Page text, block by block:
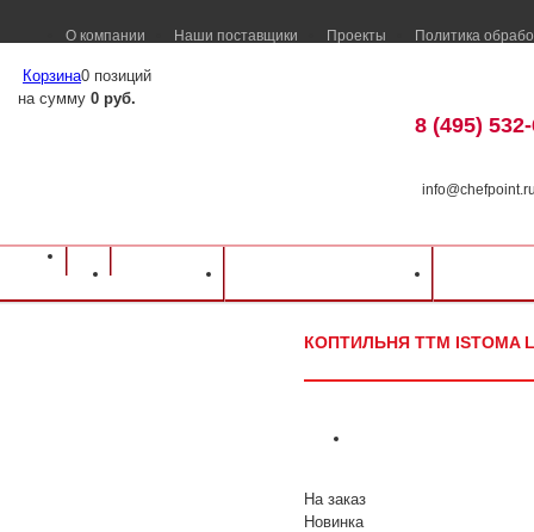
О компании Наши поставщики Проекты Политика
Корзина0 позиций
на сумму 0 руб.
8 (495)
Оборудование для ресторанов и кафе
КОПТИЛЬНЯ ТТМ ISTOMA
На заказ
Новинка